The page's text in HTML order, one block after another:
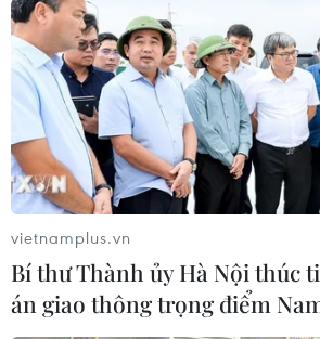
vietnamplus.vn
Bí thư Thành ủy Hà Nội thúc
án giao thông trọng điểm